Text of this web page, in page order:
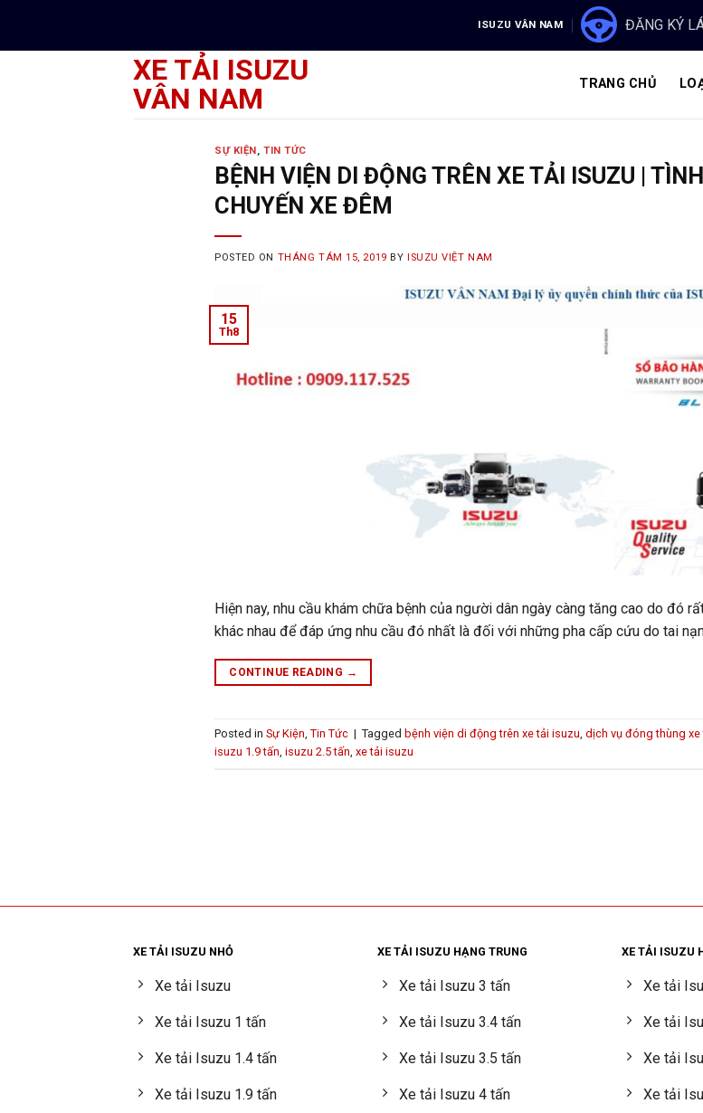
content
ISUZU VÂN NAM ĐĂNG KÝ
XE TẢI ISUZU
VÂN NAM
TRANG CHỦ
SỰ KIỆN,TIN TỨC
BỆNH VIỆN DI ĐỘNG TRÊN XE TẢI ISUZU |
CHUYẾN XE ĐÊM
POSTED ON THÁNG TÁM 15, 2019 BY ISUZU VIỆT NAM
15
Th8
Hiện nay, nhu cầu khám chữa bệnh của người dân ngày càng tăng cao do đó
khác nhau để đáp ứng nhu cầu đó nhất là đối với những pha cấp cứu do tai
CONTINUE READING →
Posted in Sự Kiện, Tin Tức | Tagged bệnh viện di động trên xe tải isuzu, dịch vụ đóng thùng xe
isuzu 1.9 tấn, isuzu 2.5 tấn, xe tải isuzu
XE TẢI ISUZU NHỎ
Xe tải Isuzu
Xe tải Isuzu 1 tấn
Xe tải Isuzu 1.4 tấn
Xe tải Isuzu 1.9 tấn
XE TẢI ISUZU HẠNG TRUNG
Xe tải Isuzu 3 tấn
Xe tải Isuzu 3.4 tấn
Xe tải Isuzu 3.5 tấn
Xe tải Isuzu 4 tấn
XE TẢI ISUZU
Xe tải
Xe tải
Xe tải
Xe tải